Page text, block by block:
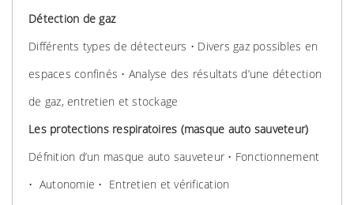
Détection de gaz
Différents types de détecteurs • Divers gaz possibles en
espaces confinés • Analyse des résultats d’une détection
de gaz, entretien et stockage
Les protections respiratoires (masque auto sauveteur)
Défnition d’un masque auto sauveteur • Fonctionnement
• Autonomie • Entretien et vérification